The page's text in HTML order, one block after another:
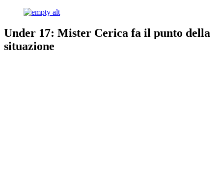
Under 17: Mister Cerica fa il punto della
situazione